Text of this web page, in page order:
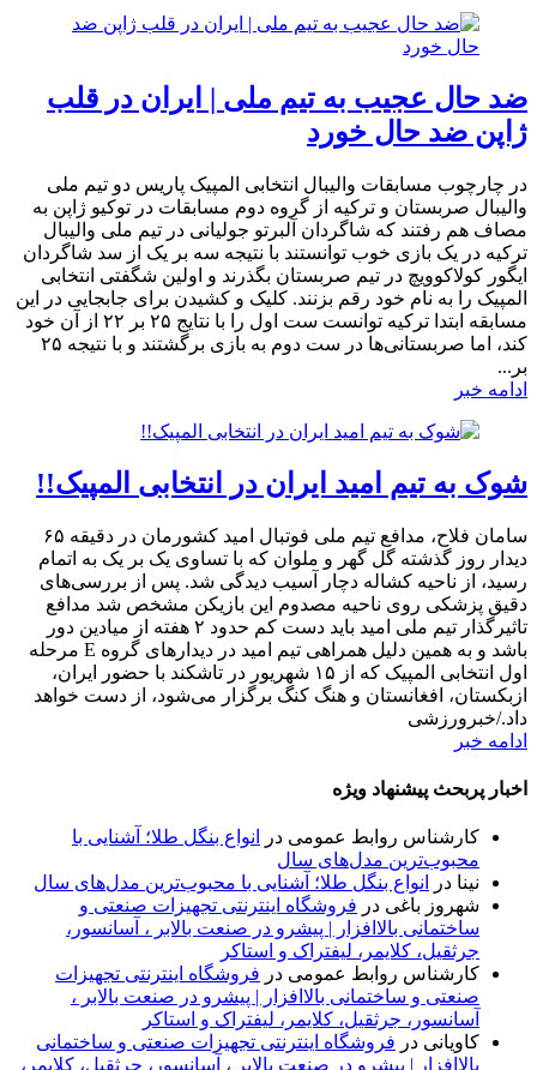
ضد حال عجیب به تیم ملی | ایران در قلب
ژاپن ضد حال خورد
در چارچوب مسابقات والیبال انتخابی المپیک پاریس دو تیم ملی
والیبال صربستان و ترکیه از گروه دوم مسابقات در توکیو ژاپن به
مصاف هم رفتند که شاگردان آلبرتو جولیانی در تیم ملی والیبال
ترکیه در یک بازی خوب توانستند با نتیجه سه بر یک از سد شاگردان
ایگور کولاکوویچ در تیم صربستان بگذرند و اولین شگفتی انتخابی
المپیک را به نام خود رقم بزنند. کلیک و کشیدن برای جابجایی در این
مسابقه ابتدا ترکیه توانست ست اول را با نتایج ۲۵ بر ۲۲ از آن خود
کند، اما صربستانی‌ها در ست دوم به بازی برگشتند و با نتیجه ۲۵
بر...
ادامه خبر
شوک به تیم امید ایران در انتخابی المپیک!!
سامان فلاح، مدافع تیم ملی فوتبال امید کشورمان در دقیقه ۶۵
دیدار روز گذشته گل گهر و ملوان که با تساوی یک بر یک به اتمام
رسید، از ناحیه کشاله دچار آسیب دیدگی شد. پس از بررسی‌های
دقیق پزشکی روی ناحیه مصدوم این بازیکن مشخص شد مدافع
تاثیرگذار تیم ملی امید باید دست کم حدود ۲ هفته از میادین دور
باشد و به همین دلیل همراهی تیم امید در دیدارهای گروه E مرحله
اول انتخابی المپیک که از ۱۵ شهریور در تاشکند با حضور ایران،
ازبکستان، افغانستان و هنگ کنگ برگزار می‌شود، از دست خواهد
داد./خبرورزشی
ادامه خبر
اخبار پربحث پیشنهاد ویژه
کارشناس روابط عمومی در
انواع بنگل طلا؛ آشنایی با
محبوب‌ترین مدل‌های سال
نینا در
انواع بنگل طلا؛ آشنایی با محبوب‌ترین مدل‌های سال
شهروز باغی در فروشگاه اینترنتی تجهیزات صنعتی و
ساختمانی بالاافزار | پیشرو در صنعت بالابر ، آسانسور،
جرثقیل، کلایمر، لیفتراک و استاکر
کارشناس روابط عمومی در فروشگاه اینترنتی تجهیزات
صنعتی و ساختمانی بالاافزار | پیشرو در صنعت بالابر ،
آسانسور، جرثقیل، کلایمر، لیفتراک و استاکر
کاویانی در فروشگاه اینترنتی تجهیزات صنعتی و ساختمانی
بالاافزار | پیشرو در صنعت بالابر ، آسانسور، جرثقیل، کلایمر،